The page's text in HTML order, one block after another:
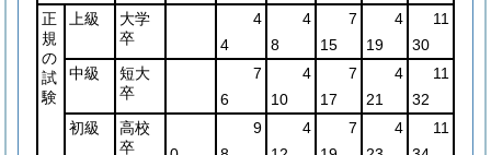
正
規
の
試
験
上級
大学
卒
4 4 7 4
11
4
8 15 19
30
中級
短大
卒
7 4 7 4
11
6
10 17 21
32
初級
高校
卒
9 4 7 4
11